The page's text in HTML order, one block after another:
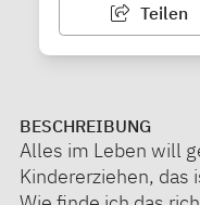
Teilen
BESCHREIBUNG
Alles im Leben will
Kindererziehen, das